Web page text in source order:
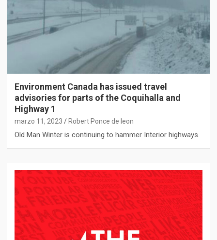
Environment Canada has issued travel
advisories for parts of the Coquihalla and
Highway 1
marzo 11, 2023 Robert Ponce de leon
Old Man Winter is continuing to hammer Interior highways.